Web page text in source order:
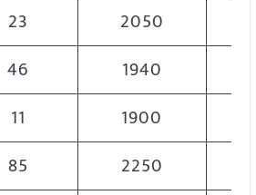
23
2050
46
1940
11
1900
85
2250